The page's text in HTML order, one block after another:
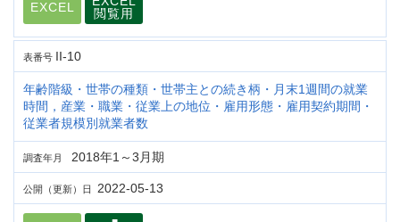
EXCEL
閲覧用
表番号 II-10
年齢階級・世帯の種類・世帯主との続き柄・月末1週間の就業
時間，産業・職業・従業上の地位・雇用形態・雇用契約期間・
従業者規模別就業者数
調査年月 2018年1～3月期
公開（更新）日 2022-05-13